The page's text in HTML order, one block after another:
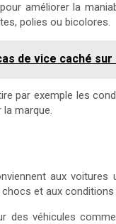
améliorer la
polies ou bicolores.
de vice caché sur
par exemple les
la marque.
aux
et aux
véhicules